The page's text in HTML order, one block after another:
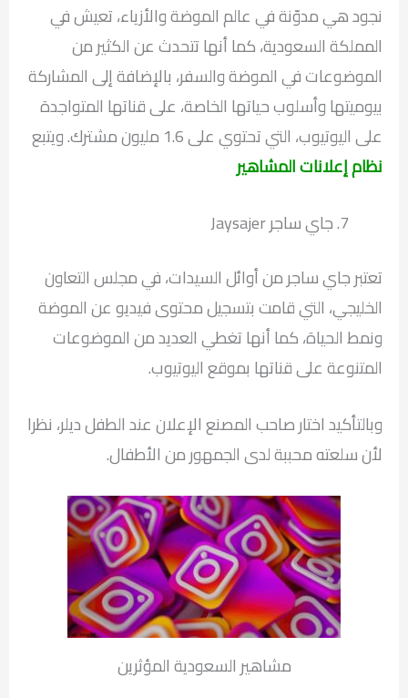
نجود هي مدوّنة في عالم الموضة والأزياء، تعيش في
المملكة السعودية، كما أنها تتحدث عن الكثير من
الموضوعات في الموضة والسفر، بالإضافة إلى المشاركة
بيوميتها وأسلوب حياتها الخاصة، على قناتها المتواجدة
على اليوتيوب، التي تحتوي على 1.6 مليون مشترك. ويتبع
نظام إعلانات المشاهير
جاي ساجر Jaysajer
تعتبر جاي ساجر من أوائل السيدات، في مجلس التعاون
الخليجي، التي قامت بتسجيل محتوى فيديو عن الموضة
ونمط الحياة، كما أنها تغطي العديد من الموضوعات
المتنوعة على قناتها بموقع اليوتيوب.
وبالتأكيد اختار صاحب المصنع الإعلان عند الطفل ديلر، نظرا
لأن سلعته محببة لدى الجمهور من الأطفال.
مشاهير السعودية المؤثرين